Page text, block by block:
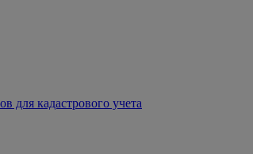
для кадастрового учета